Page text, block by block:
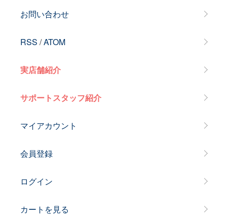
お問い合わせ
RSS /ATOM
実店舗紹介
サポートスタッフ紹介
マイアカウント
会員登録
ログイン
カートを見る